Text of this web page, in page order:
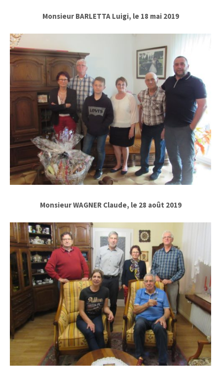
Monsieur BARLETTA Luigi, le 18 mai 2019
Monsieur WAGNER Claude, le 28 août 2019